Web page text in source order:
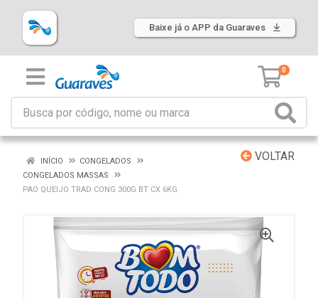
Baixe já o APP da Guaraves
0
VOLTAR
INÍCIO
CONGELADOS
CONGELADOS MASSAS
PAO QUEIJO TRAD CONG 300G BT CX 6KG